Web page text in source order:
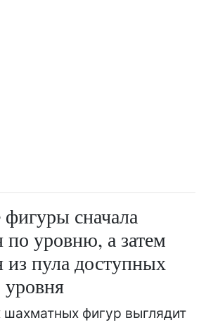
сначала
уровню, а затем
пула доступных
уровня
фигур выглядит